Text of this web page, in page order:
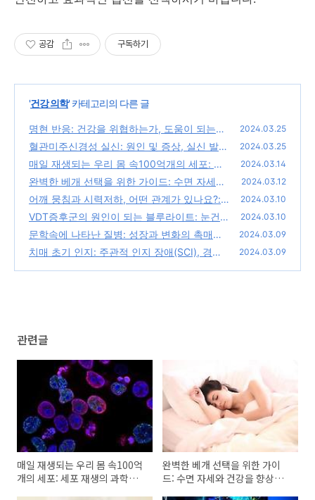
공감 구독하기
'건강 의학' 카테고리의 다른 글
명현 반응: 건강을 위협하는가, 도움이 되는
가?
(0)
2024.03.25
혈관미주신경성 실신: 원인 및 증상, 실신 발생
시 대응법, 진단 방법, 관리 및 예방
(0)
2024.03.25
매일 재생되는 우리 몸 속100억개의 세포: 세
포 재생의 과학적 메커니즘과 철학적 관점
2024.03.14
완벽한 베개 선택을 위한 가이드: 수면 자세와
건강을 향상시키기 위한 과학적 연구 기반 접
근 방식
(0)
2024.03.12
어깨 뭉침과 시력저하, 어떤 관계가 있나요?:
근육 긴장과 시력 문제 사이의 연관성, 예방 및
관리전략
(0)
2024.03.10
VDT증후군의 원인이 되는 블루라이트: 눈건강
에 미치는 영향, 수면방해, 눈 보호와 건강 유
지방법
(0)
2024.03.10
문학속에 나타난 질병: 성장과 변화의 촉매제,
플롯 장치와 은유, 개인적인 이야기와 저자의
2024.03.09
치매 초기 인지: 주관적 인지 장애(SCI), 경도
2024.03.09
관련글
매일 재생되는 우리 몸 속100억
개의 세포: 세포 재생의 과학적
완벽한 베개 선택을 위한 가이
드: 수면 자세와 건강을 향상시